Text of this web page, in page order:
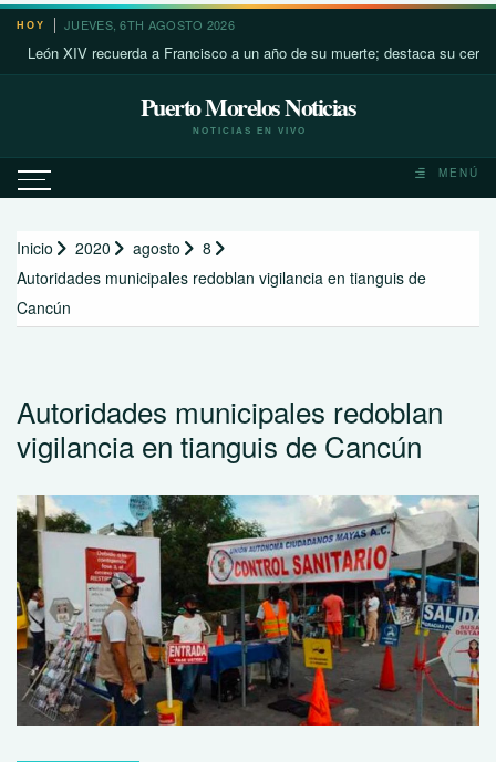
Saltar
contenido
HOY JUEVES, 6TH AGOSTO 2026
XIV recuerda a Francisco a un año de su muerte; destaca su cercanía
Puerto Morelos Noticias
NOTICIAS EN VIVO
MENÚ
Inicio 2020 agosto
8
Autoridades municipales redoblan vigilancia en tianguis de
Cancún
Autoridades municipales redoblan
vigilancia en tianguis de Cancún